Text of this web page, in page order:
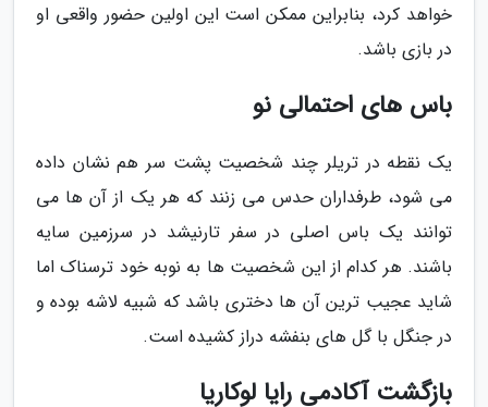
خواهد کرد، بنابراین ممکن است این اولین حضور واقعی او
در بازی باشد.
باس های احتمالی نو
یک نقطه در تریلر چند شخصیت پشت سر هم نشان داده
می شود، طرفداران حدس می زنند که هر یک از آن ها می
توانند یک باس اصلی در سفر تارنیشد در سرزمین سایه
باشند. هر کدام از این شخصیت ها به نوبه خود ترسناک اما
شاید عجیب ترین آن ها دختری باشد که شبیه لاشه بوده و
در جنگل با گل های بنفشه دراز کشیده است.
بازگشت آکادمی رایا لوکاریا